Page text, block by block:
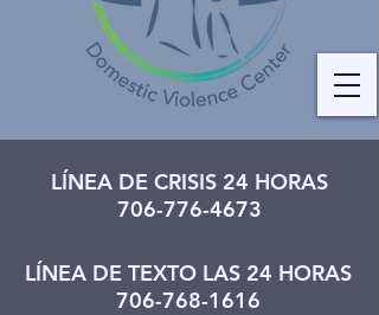
LÍNEA DE CRISIS 24 HORAS
706-776-4673
LÍNEA DE TEXTO LAS 24 HORAS
706-768-1616